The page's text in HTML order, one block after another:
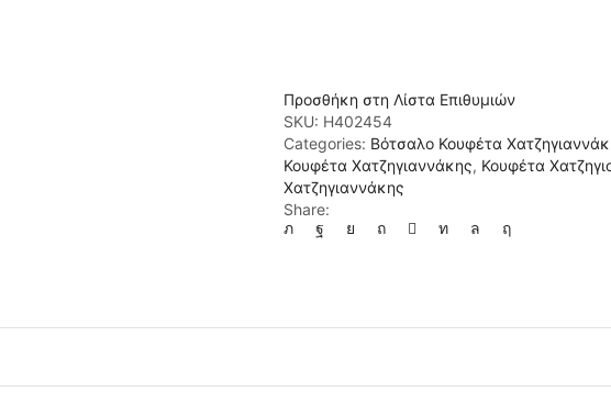
Προσθήκη στη Λίστα Επιθυμιών
SKU: H402454
Categories: Βότσαλο Κουφέτα
Κουφέτα Χατζηγιαννάκης, Κουφέτα
Χατζηγιαννάκης
Share: